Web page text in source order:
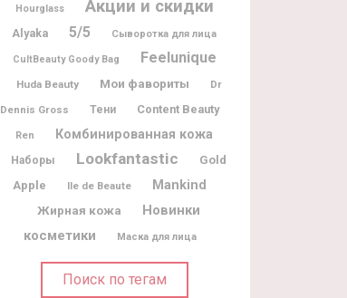
Hourglass Акции и скидки
Alyaka 5/5 Сыворотка для лица
CultBeauty Goody Bag Feelunique
Huda Beauty Мои фавориты
Dr
Dennis Gross
Тени Content Beauty
Ren Комбинированная кожа
Наборы Lookfantastic
Gold
Apple
Ile de Beaute Mankind
Жирная кожа
Новинки
косметики
Маска для лица
Поиск по тегам